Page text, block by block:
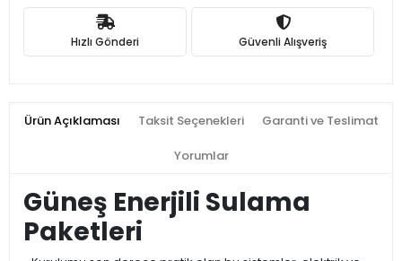
Hızlı Gönderi Güvenli Alışveriş
Ürün Açıklaması Taksit Seçenekleri Garanti ve Teslimat
Yorumlar
Güneş Enerjili Sulama
Paketleri